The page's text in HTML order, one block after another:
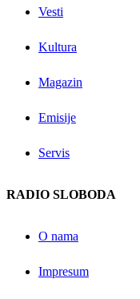
Vesti
Kultura
Magazin
Emisije
Servis
RADIO SLOBODA
O nama
Impresum